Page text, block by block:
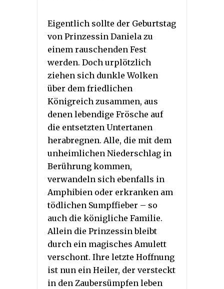
Eigentlich sollte der Geburtstag
von Prinzessin Daniela zu
einem rauschenden Fest
werden. Doch urplötzlich
ziehen sich dunkle Wolken
über dem friedlichen
Königreich zusammen, aus
denen lebendige Frösche auf
die entsetzten Untertanen
herabregnen. Alle, die mit dem
unheimlichen Niederschlag in
Berührung kommen,
verwandeln sich ebenfalls in
Amphibien oder erkranken am
tödlichen Sumpffieber – so
auch die königliche Familie.
Allein die Prinzessin bleibt
durch ein magisches Amulett
verschont. Ihre letzte Hoffnung
ist nun ein Heiler, der versteckt
in den Zaubersümpfen leben